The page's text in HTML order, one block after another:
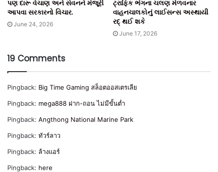
પણ દારૂ વેચાણ અને સેવનને મંજૂરી
આપવા સરકારનો વિચાર.
June 24, 2026
ટ્રાફિક ભંગના ચલણ મેળવનાર
વાહનચાલકોનું લાઈસન્સ અસ્થાયી
રદ્ થઈ શકે
June 17, 2026
19 Comments
Pingback: Big Time Gaming สล็อตออสเตรเลีย
Pingback: mega888 ฝาก-ถอน ไม่มีขั้นต่ำ
Pingback: Angthong National Marine Park
Pingback: ทัวร์ลาว
Pingback: ล้างแอร์
Pingback: here